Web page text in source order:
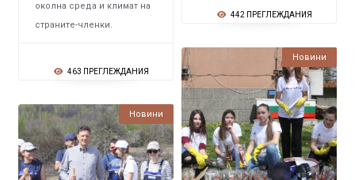
442 ПРЕГЛЕЖДАНИЯ
околна среда и климат на
страните-членки.
463 ПРЕГЛЕЖДАНИЯ
Новини
Новини